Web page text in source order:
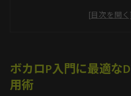
DTMスクールが初心者
DTMスクールで学ぶボ
ボカロP入門に最適な
用術